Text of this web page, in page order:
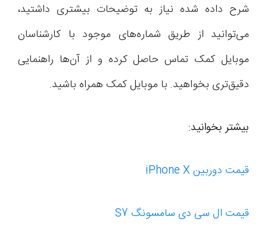
شرح داده شده نیاز به توضیحات بیشتری داشتید،
می‌توانید از طریق شماره‌های موجود با کارشناسان
موبایل کمک تماس حاصل کرده و از آن‌ها راهنمایی
دقیق‌تری بخواهید. با موبایل کمک همراه باشید.
بیشتر بخوانید:
قیمت دوربین iPhone X
قیمت ال سی دی سامسونگ S7